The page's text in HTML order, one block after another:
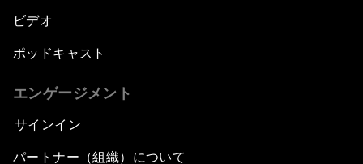
ビデオ
ポッドキャスト
エンゲージメント
サインイン
パートナー（組織）について